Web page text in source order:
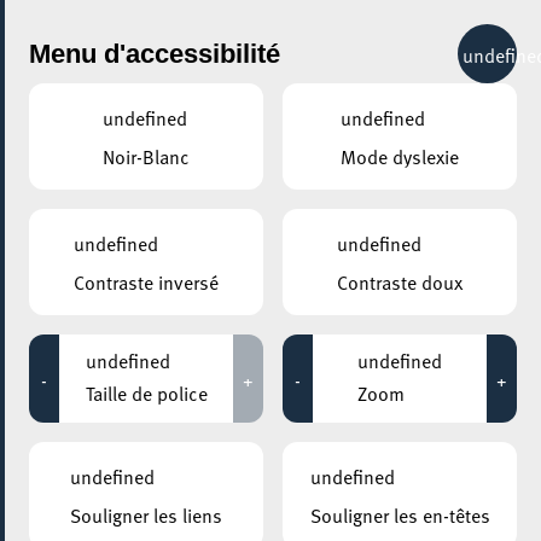
City Life
GENRE
Tous
11 février 2024
MESA MAISON DE LA TRANSITION
Menu d'accessibilité
undefined
Noir-Blanc
undefined
Mode dyslexie
undefined
Contraste inversé
undefined
Contraste doux
-
undefined
Taille de police
+ -
undefined
Zoom
+
undefined
Souligner les liens
undefined
Souligner les en-têtes